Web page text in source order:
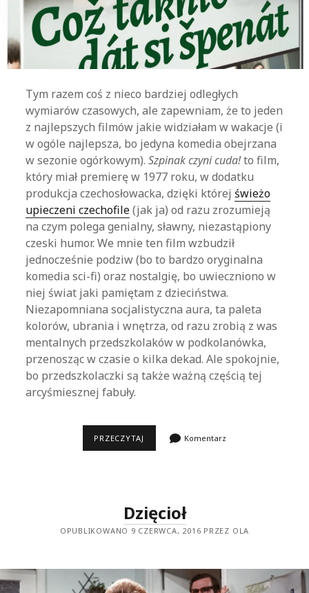
Tym razem coś z nieco bardziej odległych
wymiarów czasowych, ale zapewniam, że to jeden
z najlepszych filmów jakie widziałam w wakacje (i
w ogóle najlepsza, bo jedyna komedia obejrzana
w sezonie ogórkowym).Szpinak czyni cuda!to film,
który miał premierę w 1977 roku, w dodatku
produkcja czechosłowacka, dzięki którejświeżo
upieczeni czechofile(jak ja) od razu zrozumieją
na czym polega genialny, sławny, niezastąpiony
czeski humor. We mnie ten film wzbudził
jednocześnie podziw (bo to bardzo oryginalna
komedia sci-fi) oraz nostalgię, bo uwieczniono w
niej świat jaki pamiętam z dzieciństwa.
Niezapomniana socjalistyczna aura, ta paleta
kolorów, ubrania i wnętrza, od razu zrobią z was
mentalnych przedszkolaków w podkolanówka,
przenosząc w czasie o kilka dekad. Ale spokojnie,
bo przedszkolaczki są także ważną częścią tej
arcyśmiesznej fabuły.
PRZECZYTAJ SZPINAK Komentarz
Dzięcioł
OPUBLIKOWANO 9 CZERWCA, 2016 PRZEZ OLA